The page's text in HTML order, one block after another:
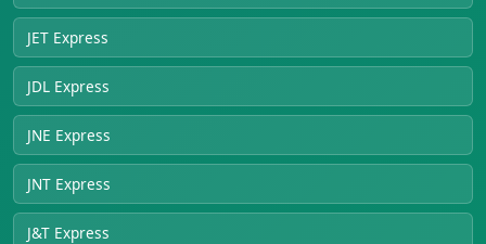
JET Express
JDL Express
JNE Express
JNT Express
J&T Express